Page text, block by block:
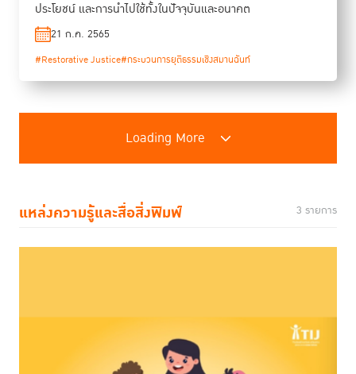
ประโยชน์ และการนำไปใช้ทั้งในปัจจุบันและอนาคต
21 ก.ค. 2565
#Restorative Justice#กระบวนการยุติธรรมเชิงสมานฉันท์
Loading More
แหล่งความรู้และสื่อสิ่งพิมพ์ 3 รายการ